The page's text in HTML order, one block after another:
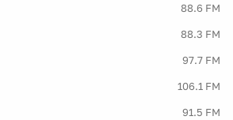
88.6 FM
88.3 FM
97.7 FM
106.1 FM
91.5 FM